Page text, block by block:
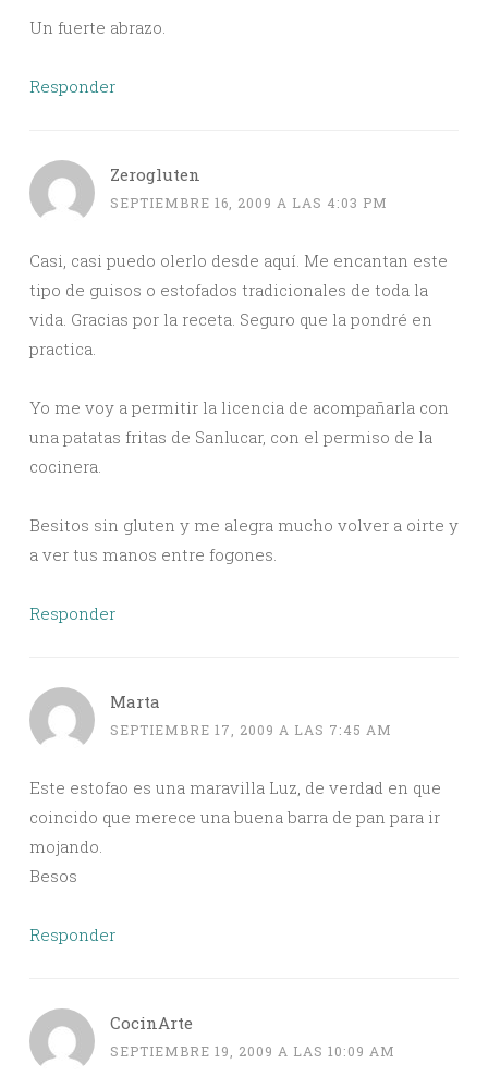
Un fuerte abrazo.
Responder
Zerogluten
SEPTIEMBRE 16, 2009 A LAS 4:03 PM
Casi, casi puedo olerlo desde aquí. Me encantan este
tipo de guisos o estofados tradicionales de toda la
vida. Gracias por la receta. Seguro que la pondré en
practica.
Yo me voy a permitir la licencia de acompañarla con
una patatas fritas de Sanlucar, con el permiso de la
cocinera.
Besitos sin gluten y me alegra mucho volver a oirte y
a ver tus manos entre fogones.
Responder
Marta
SEPTIEMBRE 17, 2009 A LAS 7:45 AM
Este estofao es una maravilla Luz, de verdad en que
coincido que merece una buena barra de pan para ir
mojando.
Besos
Responder
CocinArte
SEPTIEMBRE 19, 2009 A LAS 10:09 AM